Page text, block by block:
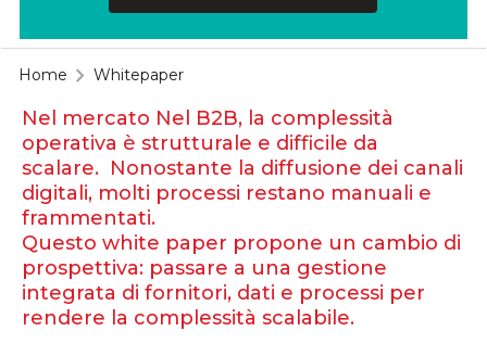
Home Whitepaper
Nel mercato Nel B2B, la complessità
operativa è strutturale e difficile da
scalare. Nonostante la diffusione dei canali
digitali, molti processi restano manuali e
frammentati.
Questo white paper propone un cambio di
prospettiva: passare a una gestione
integrata di fornitori, dati e processi per
rendere la complessità scalabile.